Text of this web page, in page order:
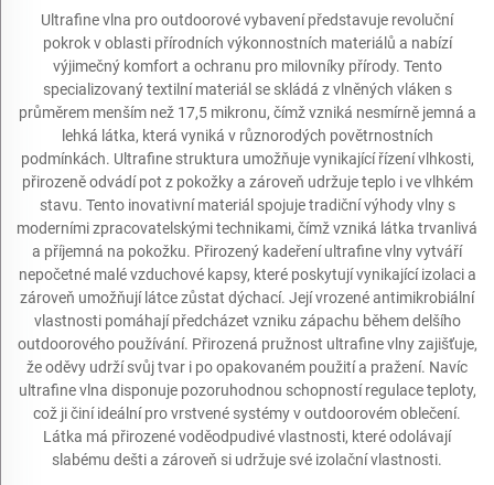
Ultrafine vlna pro outdoorové vybavení představuje revoluční
pokrok v oblasti přírodních výkonnostních materiálů a nabízí
výjimečný komfort a ochranu pro milovníky přírody. Tento
specializovaný textilní materiál se skládá z vlněných vláken s
průměrem menším než 17,5 mikronu, čímž vzniká nesmírně jemná a
lehká látka, která vyniká v různorodých povětrnostních
podmínkách. Ultrafine struktura umožňuje vynikající řízení vlhkosti,
přirozeně odvádí pot z pokožky a zároveň udržuje teplo i ve vlhkém
stavu. Tento inovativní materiál spojuje tradiční výhody vlny s
moderními zpracovatelskými technikami, čímž vzniká látka trvanlivá
a příjemná na pokožku. Přirozený kadeření ultrafine vlny vytváří
nepočetné malé vzduchové kapsy, které poskytují vynikající izolaci a
zároveň umožňují látce zůstat dýchací. Její vrozené antimikrobiální
vlastnosti pomáhají předcházet vzniku zápachu během delšího
outdoorového používání. Přirozená pružnost ultrafine vlny zajišťuje,
že oděvy udrží svůj tvar i po opakovaném použití a pražení. Navíc
ultrafine vlna disponuje pozoruhodnou schopností regulace teploty,
což ji činí ideální pro vrstvené systémy v outdoorovém oblečení.
Látka má přirozené voděodpudivé vlastnosti, které odolávají
slabému dešti a zároveň si udržuje své izolační vlastnosti.